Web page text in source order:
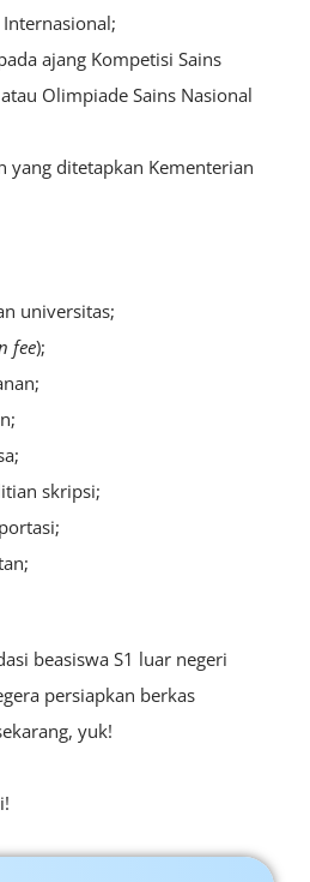
ajang Kompetisi Sains
Olimpiade Sains Nasional
yang ditetapkan Kementerian
universitas;
fee);
skripsi;
beasiswa S1 luar negeri
persiapkan berkas
yuk!